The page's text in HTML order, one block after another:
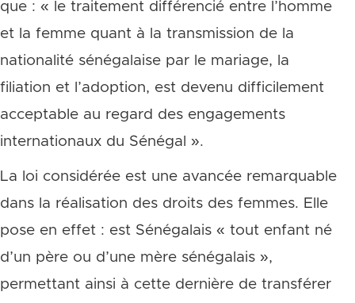
que : « le traitement différencié entre l’homme
et la femme quant à la transmission de la
nationalité sénégalaise par le mariage, la
filiation et l’adoption, est devenu difficilement
acceptable au regard des engagements
internationaux du Sénégal ».
La loi considérée est une avancée remarquable
dans la réalisation des droits des femmes. Elle
pose en effet : est Sénégalais « tout enfant né
d’un père ou d’une mère sénégalais »,
permettant ainsi à cette dernière de transférer